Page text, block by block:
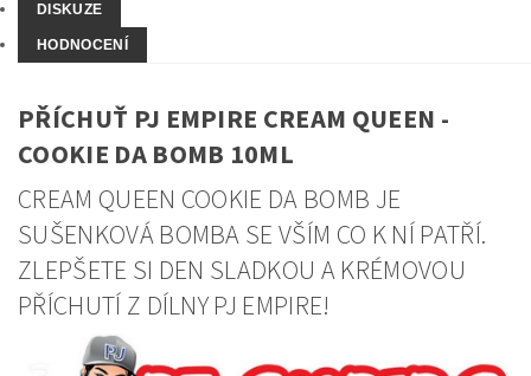
DISKUZE
HODNOCENÍ
PŘÍCHUŤ PJ EMPIRE CREAM QUEEN -
COOKIE DA BOMB 10ML
CREAM QUEEN COOKIE DA BOMB JE
SUŠENKOVÁ BOMBA SE VŠÍM CO K NÍ PATŘÍ.
ZLEPŠETE SI DEN SLADKOU A KRÉMOVOU
PŘÍCHUTÍ Z DÍLNY PJ EMPIRE!